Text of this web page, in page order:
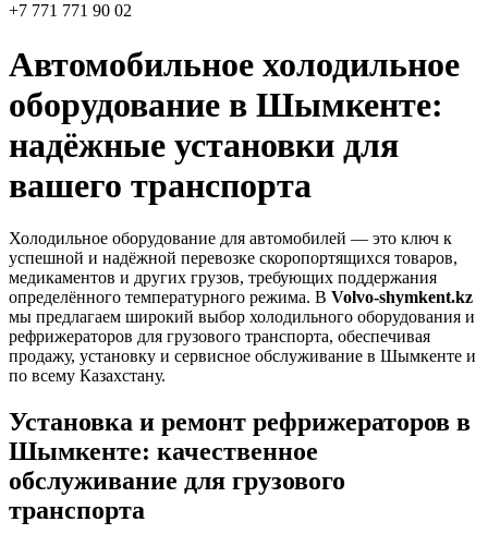
+7 771 771 90 02
Автомобильное холодильное
оборудование в Шымкенте:
надёжные установки для
вашего транспорта
Холодильное оборудование для автомобилей — это ключ к
успешной и надёжной перевозке скоропортящихся товаров,
медикаментов и других грузов, требующих поддержания
определённого температурного режима. В Volvo-shymkent.kz
мы предлагаем широкий выбор холодильного оборудования и
рефрижераторов для грузового транспорта, обеспечивая
продажу, установку и сервисное обслуживание в Шымкенте и
по всему Казахстану.
Установка и ремонт рефрижераторов в
Шымкенте: качественное
обслуживание для грузового
транспорта